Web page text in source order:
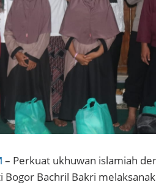
– Perkuat ukhuwan islamiah
Bogor Bachril Bakri